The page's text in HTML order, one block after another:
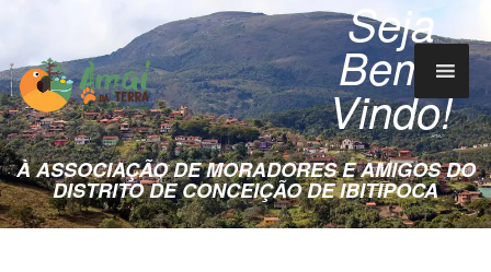
Seja
Bem-
Vindo!
À ASSOCIAÇÃO DE MORADORES E AMIGOS DO
DISTRITO DE CONCEIÇÃO DE IBITIPOCA